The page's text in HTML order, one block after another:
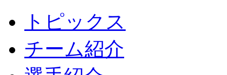
トピックス
チーム紹介